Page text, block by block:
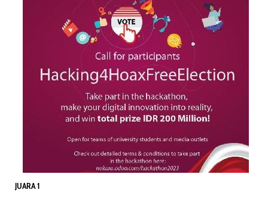
JUARA 1